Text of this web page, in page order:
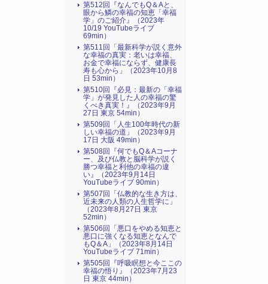
第512回『なんでもQ＆Aと、
眼から鱗の幸福の知恵「幸福
学」のご紹介』（2023年
10/19 YouTubeライブ
69min）
第511回「最新科学が説く意外
な幸福の真実：老いは幸福、
お金で幸福にならず、健康長
寿も心から」（2023年10月8
日 53min）
第510回『必見：最新の「幸福
学」が発見した人の幸福の驚
くべき真実！』（2023年9月
27日 東京 54min）
第509回「人生100年時代の新
しい幸福の道」（2023年9月
17日 大阪 49min）
第508回『何でもQ＆Aコーナ
ー、及び仏教と脳科学が説く
勝つ幸福と利他の幸福の違
い』（2023年9月14日
YouTubeライブ 90min）
第507回「仏教的な生き方は、
近未来の人類の人生哲学に」
（2023年8月27日 東京
52min）
第506回「悪口をやめる知恵と
悪口に強くなる知恵となんで
もQ＆A」（2023年8月14日
YouTubeライブ 71min）
第505回『呼吸瞑想と今ここの
幸福の悟り』（2023年7月23
日 東京 44min）